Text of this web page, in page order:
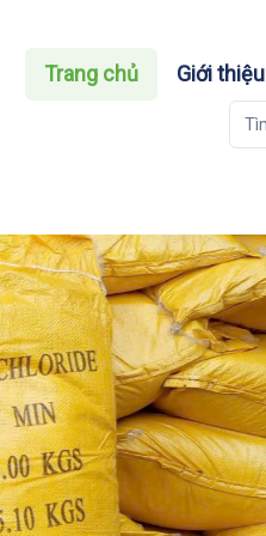
Trang chủ Giới thiệu